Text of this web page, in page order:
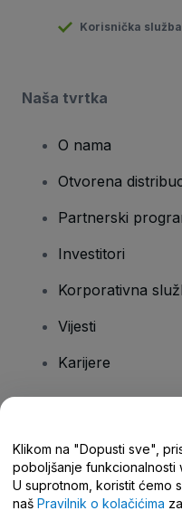
Korisnička
Naša tvrtka
O nama
Otvorena
Partnerski
Investitori
Korporativna
Vijesti
Karijere
Centar za
Klikom na "Dopusti sve",
poboljšanje funkcionalnosti
U suprotnom, koristit ćemo
naš Pravilnik o kolačićima